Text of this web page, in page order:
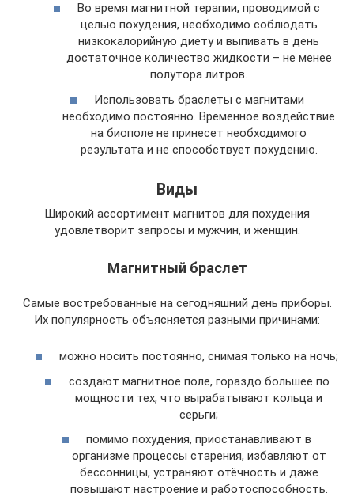
Во время магнитной терапии, проводимой с
целью похудения, необходимо соблюдать
низкокалорийную диету и выпивать в день
достаточное количество жидкости – не менее
полутора литров.
Использовать браслеты с магнитами
необходимо постоянно. Временное воздействие
на биополе не принесет необходимого
результата и не способствует похудению.
Виды
Широкий ассортимент магнитов для похудения
удовлетворит запросы и мужчин, и женщин.
Магнитный браслет
Самые востребованные на сегодняшний день приборы.
Их популярность объясняется разными причинами:
можно носить постоянно, снимая только на ночь;
создают магнитное поле, гораздо большее по
мощности тех, что вырабатывают кольца и
серьги;
помимо похудения, приостанавливают в
организме процессы старения, избавляют от
бессонницы, устраняют отёчность и даже
повышают настроение и работоспособность.